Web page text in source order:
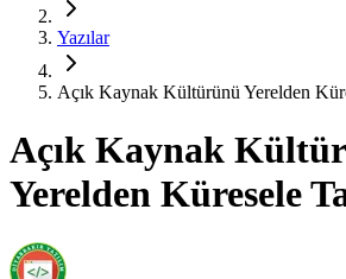
Yazılar
Açık Kaynak Kültürünü Yerelden
Açık Kaynak
Yerelden Küresele